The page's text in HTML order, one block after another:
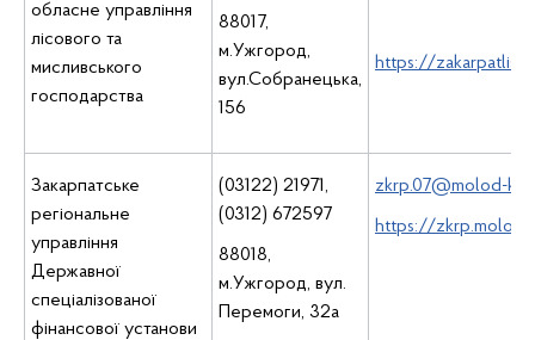
обласне управління
лісового та
мисливського
господарства
88017,
м.Ужгород,
вул.Собранецька,
156
https://
Закарпатське
регіональне
управління
Державної
спеціалізованої
фінансової установи
(03122) 21971,
(0312) 672597
88018,
м.Ужгород, вул.
Перемоги, 32а
zkrp.07@molod-
https://zkrp.molod-